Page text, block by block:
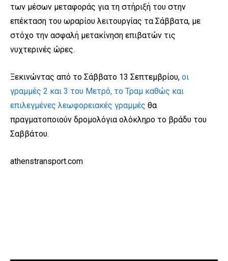
των μέσων μεταφοράς για τη στήριξή του στην
επέκταση του ωραρίου λειτουργίας τα Σάββατα, με
στόχο την ασφαλή μετακίνηση επιβατών τις
νυχτερινές ώρες.
Ξεκινώντας από το Σάββατο 13 Σεπτεμβρίου, οι
γραμμές 2 και 3 του Μετρό, το Τραμ καθώς και
επιλεγμένες λεωφορειακές γραμμές θα
πραγματοποιούν δρομολόγια ολόκληρο το βράδυ του
Σαββάτου.
athenstransport.com